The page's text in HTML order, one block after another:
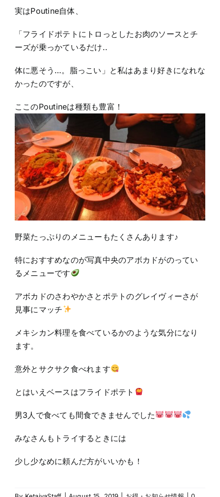
実はPoutine自体、
「フライドポテトにトロっとしたお肉のソースとチ
ーズが乗っかているだけ..
体に悪そう…。脂っこい」と私はあまり好きになれな
かったのですが、
ここのPoutineは種類も豊富！
野菜たっぷりのメニューもたくさんあります♪
特におすすめなのが写真中央のアボカドがのってい
るメニューです
アボカドのさわやかさとポテトのグレイヴィーさが
見事にマッチ
メキシカン料理を食べているかのような気分になり
ます。
意外とサクサク食べれます
とはいえベースはフライドポテト
男3人で食べても間食できませんでした
みなさんもトライするときには
少し少なめに頼んだ方がいいかも！